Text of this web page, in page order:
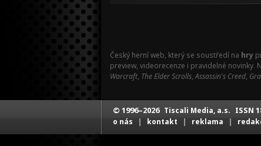
Český herní web, který se soustředí na hry
preview, videorecenze i pravidelné novinky.
Warcraft, The Elder Scrolls,Assassin's Creed,
© 1996–2026 Tiscali Media, a.s. ISSN
o nás | kontakt | reklama |